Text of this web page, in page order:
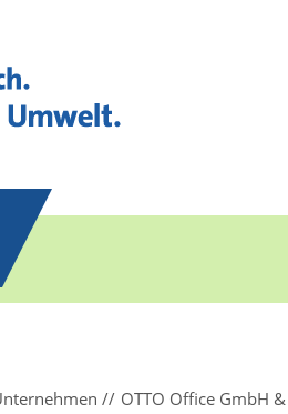
OTTO Office GmbH &